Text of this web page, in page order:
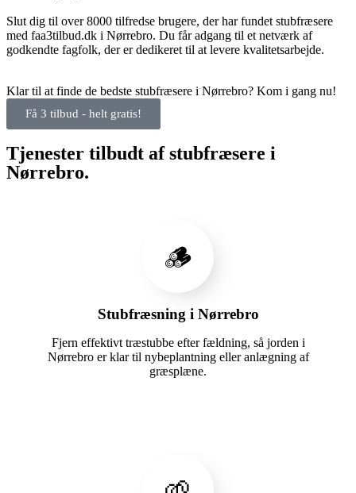
Slut dig til over 8000 tilfredse brugere, der har fundet stubfræsere
med faa3tilbud.dk i Nørrebro. Du får adgang til et netværk af
godkendte fagfolk, der er dedikeret til at levere kvalitetsarbejde.
Klar til at finde de bedste stubfræsere i Nørrebro? Kom i gang nu!
Få 3 tilbud - helt gratis!
Tjenester tilbudt af stubfræsere i
Nørrebro.
🪵
Stubfræsning i Nørrebro
Fjern effektivt træstubbe efter fældning, så jorden i
Nørrebro er klar til nybeplantning eller anlægning af
græsplæne.